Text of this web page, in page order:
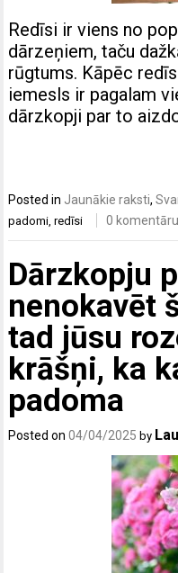
Redīsi ir viens no
dārzeņiem, taču
rūgtums. Kāpēc
iemesls ir pagalam
dārzkopji par to
Posted in Jaunākie raksti,
padomi,redīsi 0 komentāru
Dārzkopju
nenokavēt
tad jūsu
krāšņi, ka
padoma
Posted on04/04/2025 by